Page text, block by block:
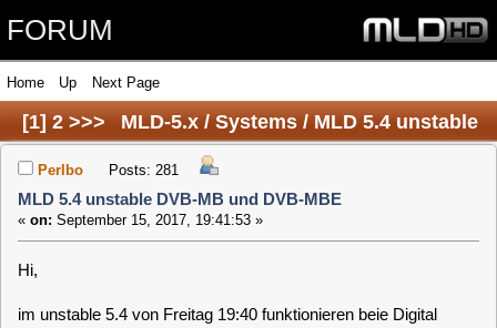
FORUM
[1]2 >>> MLD-5.x / Systems / MLD 5.4 unstable
DVB-MB und DVB-MBE
Perlbo Posts: 281
MLD 5.4 unstable DVB-MB und DVB-MBE
Hi,
im unstable 5.4 von Freitag 19:40 funktionieren beie Digital
Device Treiber nicht also DVB-MB und DVB-MBE . BZw. es